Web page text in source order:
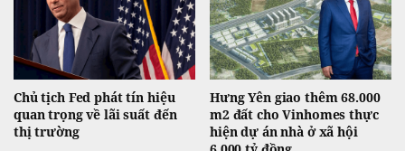
Chủ tịch Fed phát tín hiệu
quan trọng về lãi suất đến
thị trường
Hưng Yên giao thêm 68.000
m2 đất cho Vinhomes thực
hiện dự án nhà ở xã hội